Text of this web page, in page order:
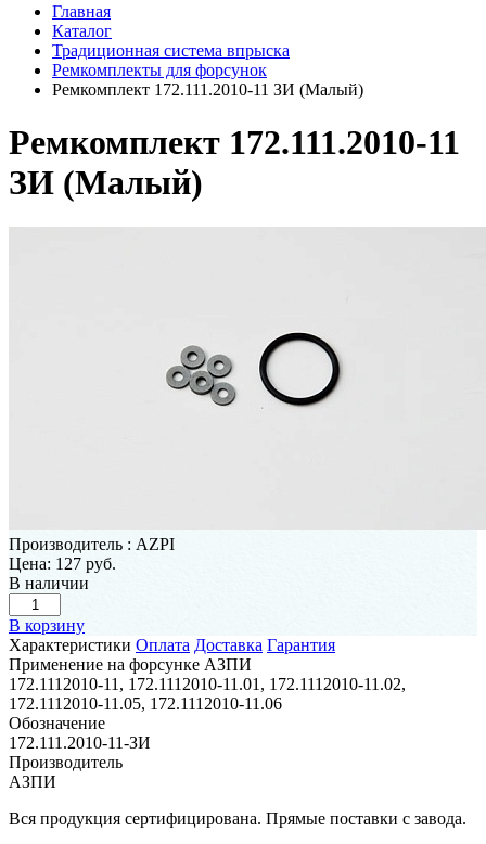
Главная
Каталог
Традиционная система впрыска
Ремкомплекты для форсунок
Ремкомплект 172.111.2010-11 ЗИ (Малый)
Ремкомплект 172.111.2010-11
ЗИ (Малый)
Производитель : AZPI
Цена: 127 руб.
В наличии
В корзину
Характеристики Оплата Доставка Гарантия
Применение на форсунке АЗПИ
172.1112010-11, 172.1112010-11.01, 172.1112010-11.02,
172.1112010-11.05, 172.1112010-11.06
Обозначение
172.111.2010-11-ЗИ
Производитель
АЗПИ
Вся продукция сертифицирована. Прямые поставки с завода.